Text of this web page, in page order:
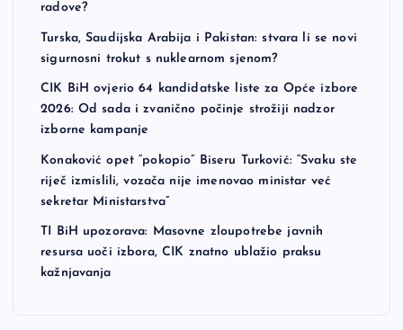
radove?
Turska, Saudijska Arabija i Pakistan: stvara li se novi
sigurnosni trokut s nuklearnom sjenom?
CIK BiH ovjerio 64 kandidatske liste za Opće izbore
2026: Od sada i zvanično počinje strožiji nadzor
izborne kampanje
Konaković opet “pokopio” Biseru Turković: “Svaku ste
riječ izmislili, vozača nije imenovao ministar već
sekretar Ministarstva”
TI BiH upozorava: Masovne zloupotrebe javnih
resursa uoči izbora, CIK znatno ublažio praksu
kažnjavanja